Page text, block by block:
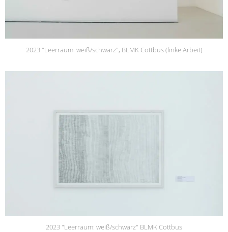
2023 "Leerraum: weiß/schwarz", BLMK Cottbus (linke Arbeit)
2023 "Leerraum: weiß/schwarz" BLMK Cottbus